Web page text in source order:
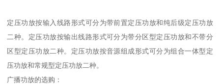
定压功放按输入线路形式可分为带前置定压功放和纯后级定压功放
二种。定压功放按输出线路形式可分为带分区型定压功放和不带分
区型定压功放二种。定压功放按音源组成形式可分为组合一体型定
压功放和常规型定压功放二种。
广播功放的选购：